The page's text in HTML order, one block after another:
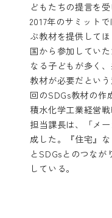
どもたちの提言を
2017年のサミット
ぶ教材を提供して
国から参加してい
なる子どもが多く
教材が必要だとい
回のSDGs教材の作
積水化学工業経営
担当課長は、「メ
成した。『住宅』
とSDGsとのつな
している。